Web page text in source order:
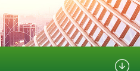
化妆品皮肤刺激试
验
经口毒
化妆品皮肤变态反